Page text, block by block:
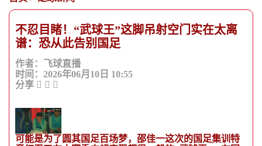
不忍目睹！“武球王”这脚吊射空门实在太离
谱：恐从此告别国足
作者：飞球直播
时间：2026年06月10日 10:55
分享
可能是为了圆其国足百场梦，邵佳一这次的国足集训特